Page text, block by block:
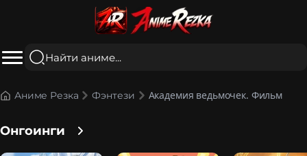
Аниме Резка Фэнтези Академия ведьмочек. Фильм
Онгоинги